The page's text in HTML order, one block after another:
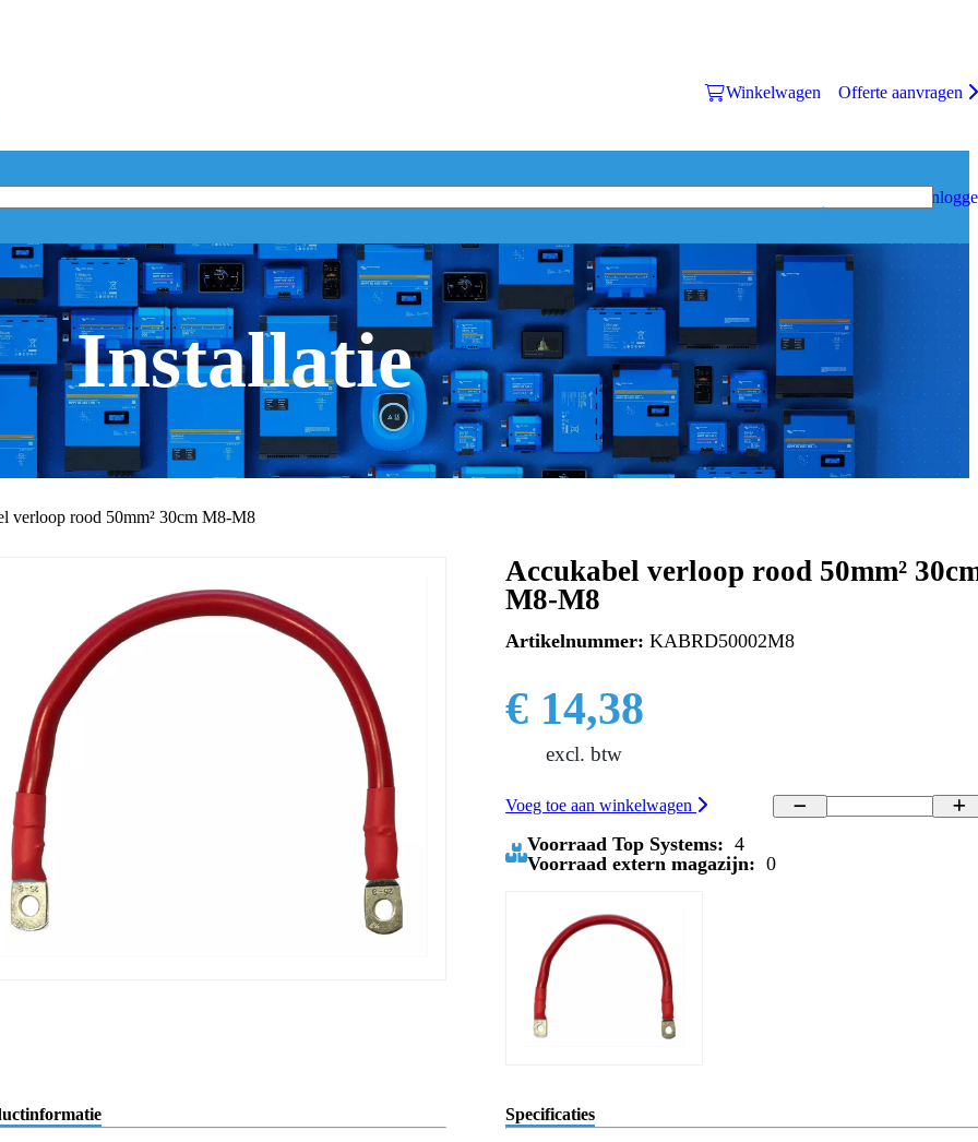
Winkelwagen Offerte aanvragen
Installatie
verloop rood 50mm² 30cm M8-M8
Accukabel verloop rood 50mm²
M8-M8
Artikelnummer: KABRD50002M8
€ 14,38
excl. btw
Voeg toe aan winkelwagen
Voorraad Top Systems: 4
Voorraad extern magazijn: 0
Specificaties